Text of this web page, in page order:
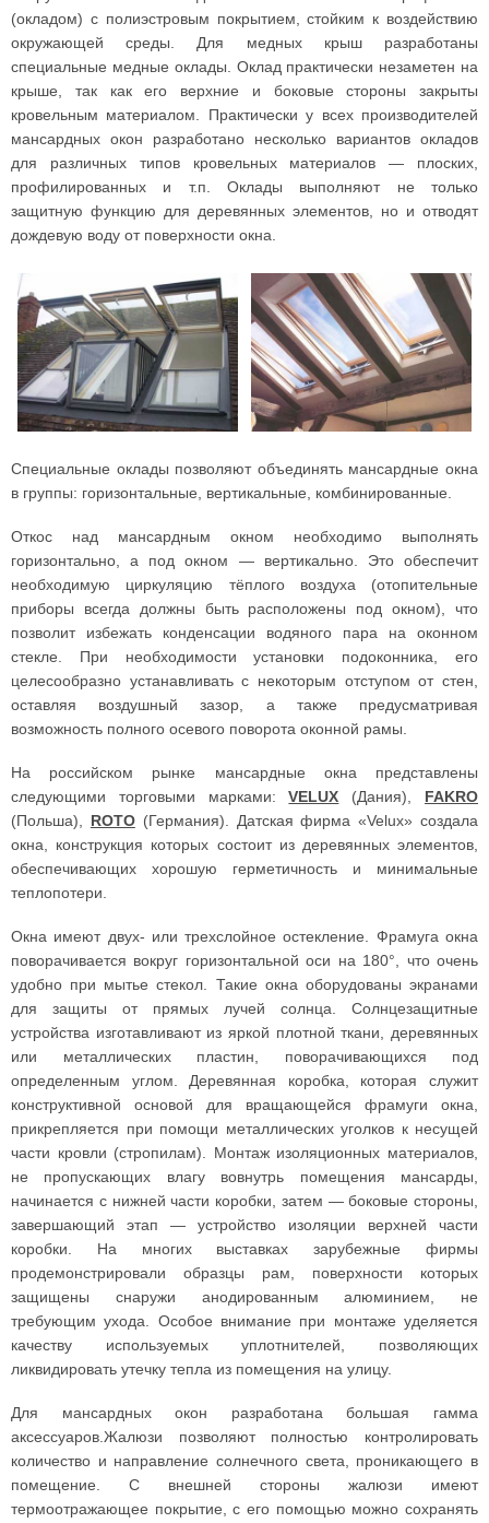
(окладом) с полиэстровым покрытием, стойким к воздействию
окружающей среды. Для медных крыш разработаны
специальные медные оклады. Оклад практически незаметен на
крыше, так как его верхние и боковые стороны закрыты
кровельным материалом. Практически у всех производителей
мансардных окон разработано несколько вариантов окладов
для различных типов кровельных материалов — плоских,
профилированных и т.п. Оклады выполняют не только
защитную функцию для деревянных элементов, но и отводят
дождевую воду от поверхности окна.
Специальные оклады позволяют объединять мансардные окна
в группы: горизонтальные, вертикальные, комбинированные.
Откос над мансардным окном необходимо выполнять
горизонтально, а под окном — вертикально. Это обеспечит
необходимую циркуляцию тёплого воздуха (отопительные
приборы всегда должны быть расположены под окном), что
позволит избежать конденсации водяного пара на оконном
стекле. При необходимости установки подоконника, его
целесообразно устанавливать с некоторым отступом от стен,
оставляя воздушный зазор, а также предусматривая
возможность полного осевого поворота оконной рамы.
На российском рынке мансардные окна представлены
следующими торговыми марками:VELUX (Дания), FAKRO
(Польша), ROTO(Германия). Датская фирма «Velux» создала
окна, конструкция которых состоит из деревянных элементов,
обеспечивающих хорошую герметичность и минимальные
теплопотери.
Окна имеют двух- или трехслойное остекление. Фрамуга окна
поворачивается вокруг горизонтальной оси на 180°, что очень
удобно при мытье стекол. Такие окна оборудованы экранами
для защиты от прямых лучей солнца. Солнцезащитные
устройства изготавливают из яркой плотной ткани, деревянных
или металлических пластин, поворачивающихся под
определенным углом. Деревянная коробка, которая служит
конструктивной основой для вращающейся фрамуги окна,
прикрепляется при помощи металлических уголков к несущей
части кровли (стропилам). Монтаж изоляционных материалов,
не пропускающих влагу вовнутрь помещения мансарды,
начинается с нижней части коробки, затем — боковые стороны,
завершающий этап — устройство изоляции верхней части
коробки. На многих выставках зарубежные фирмы
продемонстрировали образцы рам, поверхности которых
защищены снаружи анодированным алюминием, не
требующим ухода. Особое внимание при монтаже уделяется
качеству используемых уплотнителей, позволяющих
ликвидировать утечку тепла из помещения на улицу.
Для мансардных окон разработана большая гамма
аксессуаров.Жалюзи позволяют полностью контролировать
количество и направление солнечного света, проникающего в
помещение. С внешней стороны жалюзи имеют
термоотражающее покрытие, с его помощью можно сохранять